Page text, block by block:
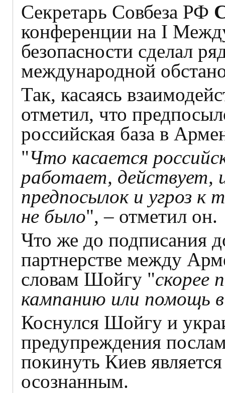
Секретарь Совбеза РФ
конференции на I
безопасности сделал
международной
Так, касаясь
отметил, что
российская база в
"Что касается
работает, действует,
предпосылок и угроз
не было", – отметил он.
Что же до подписания
партнерстве между
словам Шойгу "скорее
кампанию или помощь
Коснулся Шойгу и
предупреждения
покинуть Киев
осознанным.